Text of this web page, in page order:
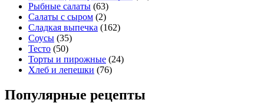
Рыбные салаты (63)
Салаты с сыром (2)
Сладкая выпечка (162)
Соусы (35)
Тесто (50)
Торты и пирожные (24)
Хлеб и лепешки (76)
Популярные рецепты